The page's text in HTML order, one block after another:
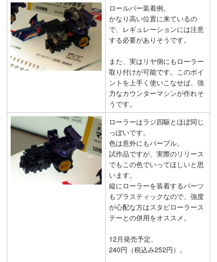
ロールバー装着例。
かなり高い位置に来ているの
で、レギュレーションには注意
する必要がありそうです。
また、実はリヤ側にもローラー
取り付けが可能です。このポイ
ントを上手く使いこなせば、強
力なカウンターマシンが作れそ
うです。
ローラーはラジ四駆とほぼ同じ
っぽいです。
色は意外にもパープル。
試作品ですが、実際のリリース
でもこの色でいってほしいと思
います。
縦にローラーを装着するパーツ
もプラスティックなので、強度
が心配な方はスタビローラース
テーとの併用をオススメ。
12月発売予定。
240円（税込み252円）。